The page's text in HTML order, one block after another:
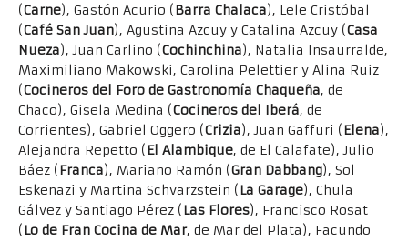
(Carne), Gastón Acurio ( Barra Chalaca), Lele Cristóbal
(Café San Juan), Agustina Azcuy y Catalina Azcuy (Casa
Nueza), Juan Carlino (Cochinchina), Natalia Insaurralde,
Maximiliano Makowski, Carolina Pelettier y Alina Ruiz
(Cocineros del Foro de Gastronomía Chaqueña, de
Chaco), Gisela Medina (Cocineros del Iberá, de
Corrientes), Gabriel Oggero (Crizia), Juan Gaffuri ( Elena),
Alejandra Repetto ( El Alambique, de El Calafate), Julio
Báez ( Franca), Mariano Ramón (Gran Dabbang), Sol
Eskenazi y Martina Schvarzstein ( La Garage), Chula
Gálvez y Santiago Pérez ( Las Flores), Francisco Rosat
( Lo de Fran Cocina de Mar, de Mar del Plata), Facundo